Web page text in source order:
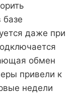
базе
даже при
обмен
привели к
недели